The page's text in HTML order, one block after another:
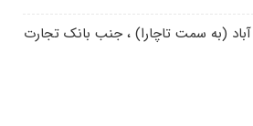
(به سمت تاچارا) ، جنب بانک تجارت